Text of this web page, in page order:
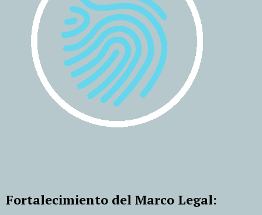
Fortalecimiento del Marco Legal: